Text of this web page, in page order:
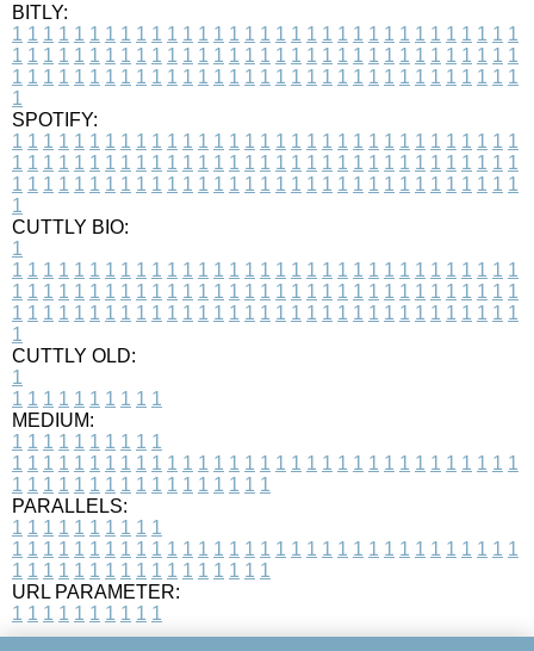
BITLY:
1 1 1 1 1 1 1 1 1 1 1 1 1 1 1 1 1 1 1 1 1 1 1 1 1 1 1 1 1 1 1 1 1
1 1 1 1 1 1 1 1 1 1 1 1 1 1 1 1 1 1 1 1 1 1 1 1 1 1 1 1 1 1 1 1 1
1 1 1 1 1 1 1 1 1 1 1 1 1 1 1 1 1 1 1 1 1 1 1 1 1 1 1 1 1 1 1 1 1
1
SPOTIFY:
1 1 1 1 1 1 1 1 1 1 1 1 1 1 1 1 1 1 1 1 1 1 1 1 1 1 1 1 1 1 1 1 1
1 1 1 1 1 1 1 1 1 1 1 1 1 1 1 1 1 1 1 1 1 1 1 1 1 1 1 1 1 1 1 1 1
1 1 1 1 1 1 1 1 1 1 1 1 1 1 1 1 1 1 1 1 1 1 1 1 1 1 1 1 1 1 1 1 1
1
CUTTLY BIO:
1
1 1 1 1 1 1 1 1 1 1 1 1 1 1 1 1 1 1 1 1 1 1 1 1 1 1 1 1 1 1 1 1 1
1 1 1 1 1 1 1 1 1 1 1 1 1 1 1 1 1 1 1 1 1 1 1 1 1 1 1 1 1 1 1 1 1
1 1 1 1 1 1 1 1 1 1 1 1 1 1 1 1 1 1 1 1 1 1 1 1 1 1 1 1 1 1 1 1 1
1
CUTTLY OLD:
1
1 1 1 1 1 1 1 1 1 1
MEDIUM:
1 1 1 1 1 1 1 1 1 1
1 1 1 1 1 1 1 1 1 1 1 1 1 1 1 1 1 1 1 1 1 1 1 1 1 1 1 1 1 1 1 1 1
1 1 1 1 1 1 1 1 1 1 1 1 1 1 1 1 1
PARALLELS:
1 1 1 1 1 1 1 1 1 1
1 1 1 1 1 1 1 1 1 1 1 1 1 1 1 1 1 1 1 1 1 1 1 1 1 1 1 1 1 1 1 1 1
1 1 1 1 1 1 1 1 1 1 1 1 1 1 1 1 1
URL PARAMETER:
1 1 1 1 1 1 1 1 1 1